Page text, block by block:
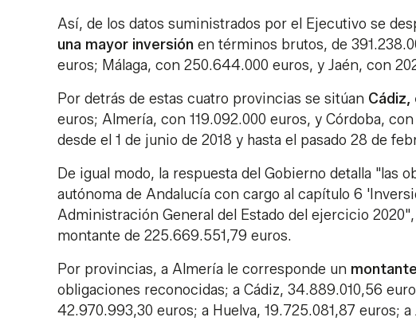
Así, de los datos suministrados por el Ejecutivo se
una mayor inversión en términos brutos, de
euros; Málaga, con 250.644.000 euros, y Jaén, con
Por detrás de estas cuatro provincias se sitúan Cádiz,
euros; Almería, con 119.092.000 euros, y Córdoba,
desde el 1 de junio de 2018 y hasta el pasado 28 de
De igual modo, la respuesta del Gobierno detalla "las
autónoma de Andalucía con cargo al capítulo 6
Administración General del Estado del ejercicio
montante de 225.669.551,79 euros.
Por provincias, a Almería le corresponde un montante
obligaciones reconocidas; a Cádiz, 34.889.010,56
42.970.993,30 euros; a Huelva, 19.725.081,87 euros; a